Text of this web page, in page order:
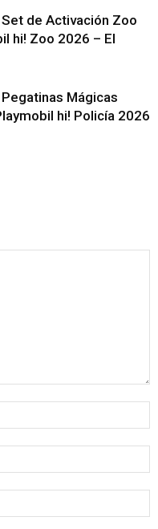
de Activación Zoo
hi! Zoo 2026 – El
Mágicas
hi! Policía 2026